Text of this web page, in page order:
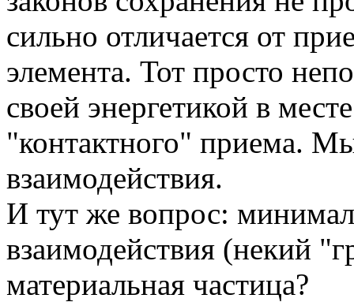
сильно отличается от
элемента. Тот просто
своей энергетикой в
"контактного" приема.
взаимодействия.
И тут же вопрос:
взаимодействия (некий
материальная частица?